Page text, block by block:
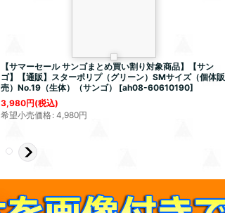
【サマーセール サンゴまとめ買い割り対象商品】【サン
ゴ】【通販】スターポリプ（グリーン）SMサイズ（個体販
売）No.19（生体）（サンゴ）
[ah08-60610190]
3,980円(税込)
希望小売価格: 4,980円